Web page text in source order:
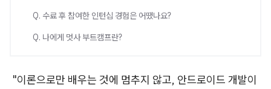
Q. 수료 후 참여한 인턴십 경험은 어땠나요?
Q. 나에게 멋사 부트캠프란?
"이론으로만 배우는 것에 멈추지 않고, 안드로이드 개발이